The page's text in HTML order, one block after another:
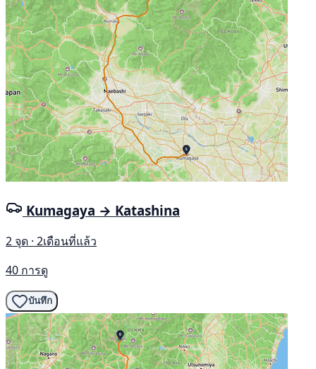
Kumagaya → Katashina
2 จุด · 2เดือนที่แล้ว
40 การดู
บันทึก